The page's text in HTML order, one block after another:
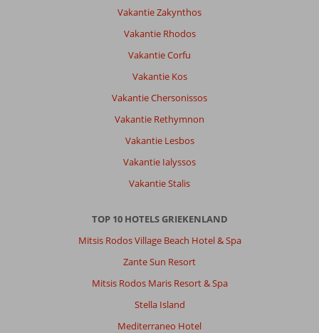
Vakantie Zakynthos
Vakantie Rhodos
Vakantie Corfu
Vakantie Kos
Vakantie Chersonissos
Vakantie Rethymnon
Vakantie Lesbos
Vakantie Ialyssos
Vakantie Stalis
TOP 10 HOTELS GRIEKENLAND
Mitsis Rodos Village Beach Hotel & Spa
Zante Sun Resort
Mitsis Rodos Maris Resort & Spa
Stella Island
Mediterraneo Hotel